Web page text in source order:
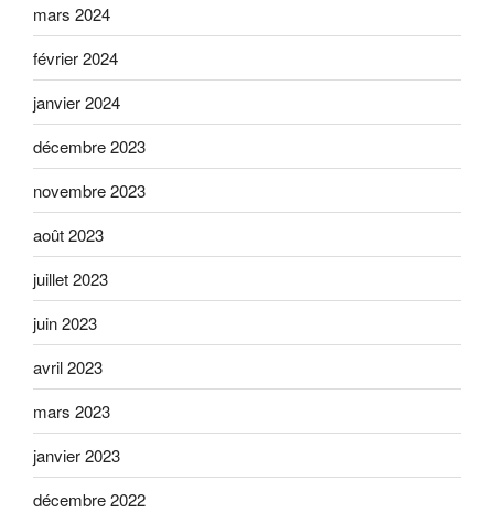
mars 2024
février 2024
janvier 2024
décembre 2023
novembre 2023
août 2023
juillet 2023
juin 2023
avril 2023
mars 2023
janvier 2023
décembre 2022